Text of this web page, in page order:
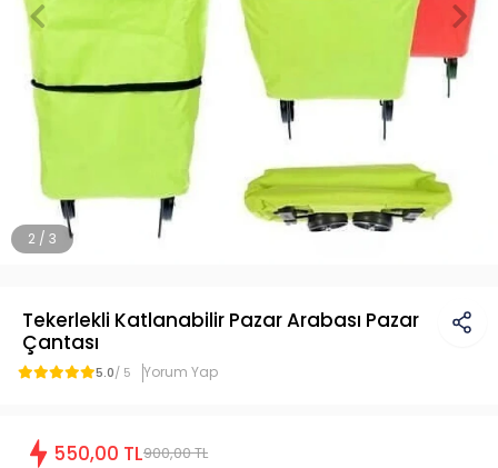
2 / 3
Tekerlekli Katlanabilir Pazar Arabası Pazar
Çantası
5.0/ 5 Yorum Yap
550,00 TL900,00 TL